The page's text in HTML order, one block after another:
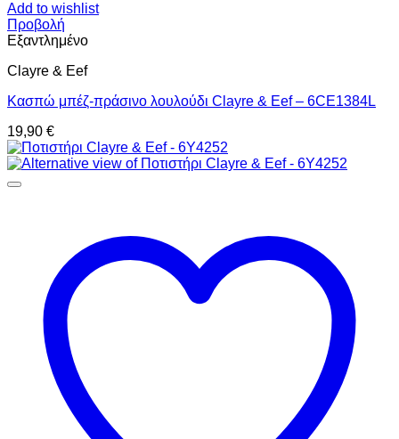
Add to wishlist
Προβολή
Εξαντλημένο
Clayre & Eef
Κασπώ μπέζ-πράσινο λουλούδι Clayre & Eef – 6CE1384L
19,90 €